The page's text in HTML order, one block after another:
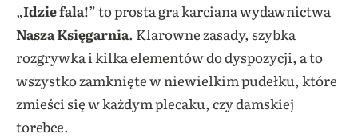
„Idzie fala!” to prosta gra karciana wydawnictwa
Nasza Księgarnia. Klarowne zasady, szybka
rozgrywka i kilka elementów do dyspozycji, a to
wszystko zamknięte w niewielkim pudełku, które
zmieści się w każdym plecaku, czy damskiej
torebce.